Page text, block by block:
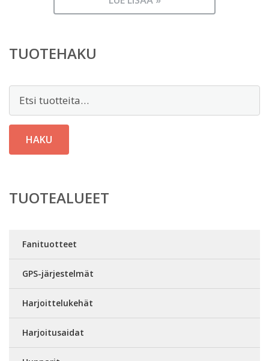
TUOTEHAKU
Etsi:
HAKU
TUOTEALUEET
Fanituotteet
GPS-järjestelmät
Harjoittelukehät
Harjoitusaidat